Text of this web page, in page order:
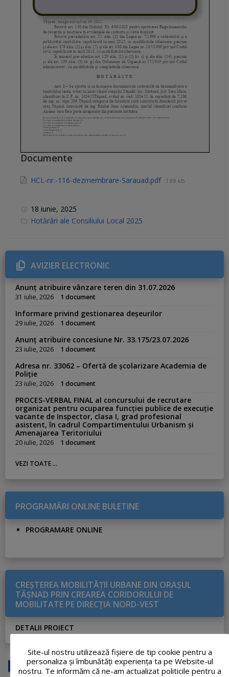
Documente
HCL-nr.-116-dezmembrare-Sarauad.pdf 188 kB
18 iunie, 2025
C
r
i
e
s
Hotărâri ale Consiliului Local 2025
AVIZIER ELECTRONIC
Anunț atribuire vânzare teren din 31.07.2026
31 iulie, 2026 1 document
Informare privind gestionarea deșeurilor
29 iulie, 2026 1 document
Anunț atribuire concesiune Nr. 33.175/23.07.2026
23 iulie, 2026 1 document
Adresa nr. 33062 – Ofertă de școlarizare Academia de
Poliție
23 iulie, 2026 1 document
PROCES-VERBAL FINAL al concursului de recrutare
organizat pentru ocuparea funcției publice de execuție
vacante de Inspector, clasa I, grad profesional
asistent, în cadrul Compartimentului Urbanism și
Amenajarea Teritoriului
20 iulie, 2026 1 document
VEZI TOATE ...
PROGRAMĂRI ONLINE BULETINE
PROGRAMARE ONLINE
CREŞTEREA MOBILITĂŢII URBANE DIN ORAŞUL
TĂŞNAD PRIN CREAREA CORIDORULUI DE
MOBILITATE PE DIRECŢIA NORD-VEST
DETALII PROIECT
Site-ul nostru utilizează fişiere de tip cookie pentru a
personaliza și îmbunătăți experiența ta pe Website-ul
nostru. Te informăm că ne-am actualizat politicile pentru a